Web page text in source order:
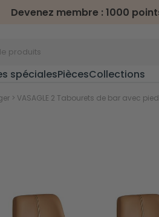
et jardin>
de foot
spécialesPiècesCollections
Devenez membre : 1000
> VASAGLE 2 Tabourets de bar avec